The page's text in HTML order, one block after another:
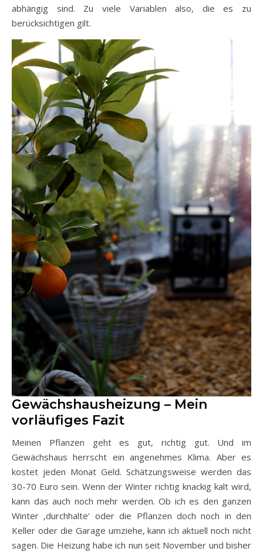
abhängig sind. Zu viele Variablen also, die es zu
berücksichtigen gilt.
Gewächshausheizung – Mein
vorläufiges Fazit
Meinen Pflanzen geht es gut, richtig gut. Und im
Gewächshaus herrscht ein angenehmes Klima. Aber es
kostet jeden Monat Geld. Schätzungsweise werden das
30-70 Euro sein. Wenn der Winter richtig knackig kalt wird,
kann das auch noch mehr werden. Ob ich es den ganzen
Winter ‚durchhalte‘ oder die Pflanzen doch noch in den
Keller oder die Garage umziehe, kann ich aktuell noch nicht
sagen. Die Heizung habe ich nun seit November und bisher